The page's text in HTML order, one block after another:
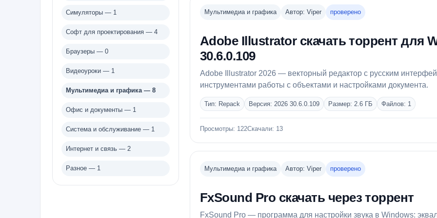
Симуляторы — 1
Софт для проектирования — 4
Браузеры — 0
Видеоуроки — 1
Мультимедиа и графика — 8
Офис и документы — 1
Система и обслуживание — 1
Интернет и связь — 2
Разное — 1
Мультимедиа и графика Автор: Viper проверено
Adobe Illustrator скачать торрент для
30.6.0.109
Adobe Illustrator 2026 — векторный редактор с русским
инструментами работы с объектами и настройками документа.
Тип: Repack Версия: 2026 30.6.0.109 Размер: 2.6 ГБ Файлов: 1
Просмотры: 122Скачали: 13
Мультимедиа и графика Автор: Viper проверено
FxSound Pro скачать через торрент
FxSound Pro — программа для настройки звука в Windows: